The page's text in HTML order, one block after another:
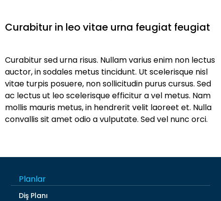
Curabitur in leo vitae urna feugiat feugiat
Curabitur sed urna risus. Nullam varius enim non lectus
auctor, in sodales metus tincidunt. Ut scelerisque nisl
vitae turpis posuere, non sollicitudin purus cursus. Sed
ac lectus ut leo scelerisque efficitur a vel metus. Nam
mollis mauris metus, in hendrerit velit laoreet et. Nulla
convallis sit amet odio a vulputate. Sed vel nunc orci.
Planlar
Diş Planı